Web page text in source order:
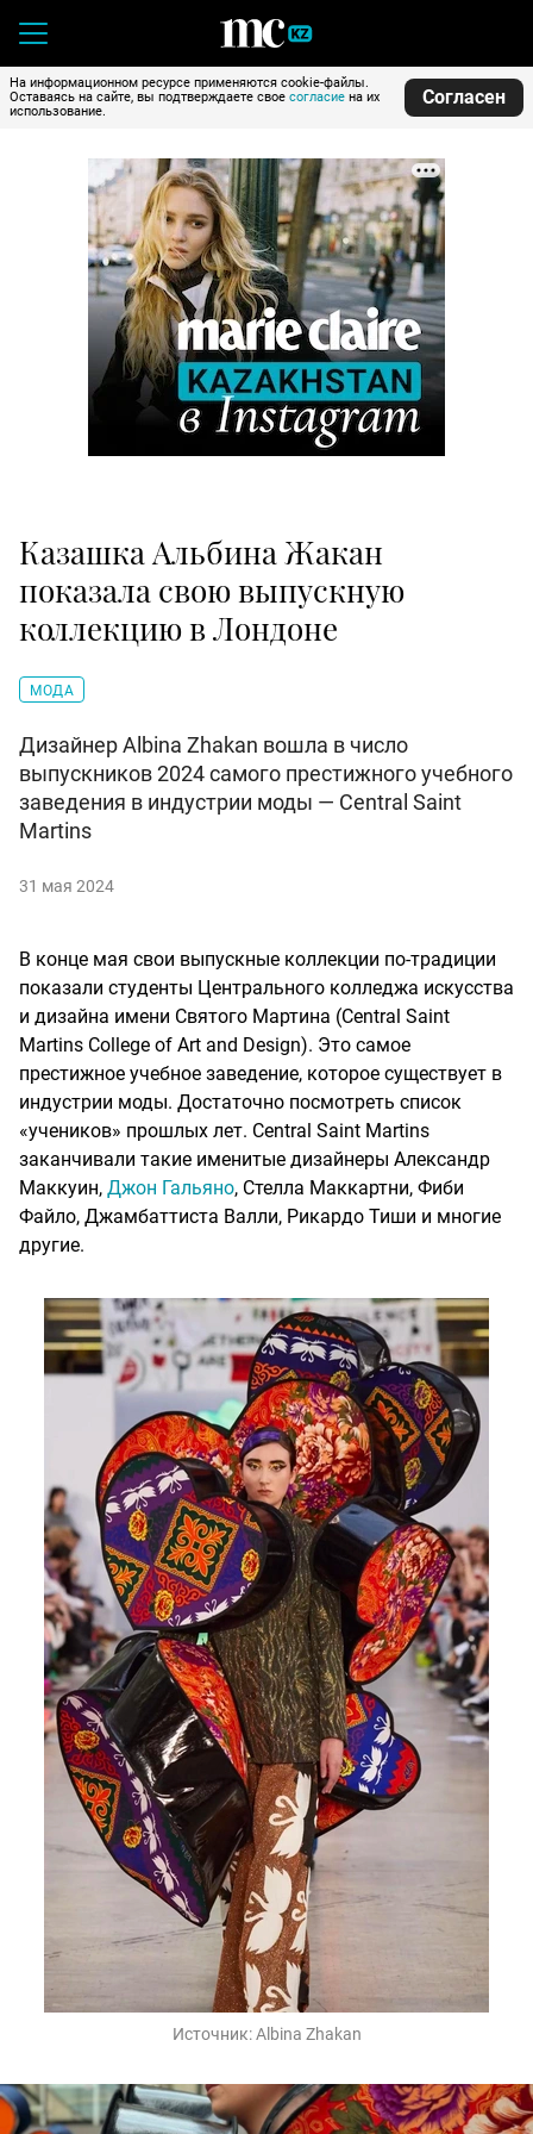
На информационном ресурсе применяются cookie-файлы.
Оставаясь на сайте, вы подтверждаете свое согласие на их
использование.
Согласен
Казашка Альбина Жакан
показала свою выпускную
коллекцию в Лондоне
МОДА
Дизайнер Albina Zhakan вошла в число
выпускников 2024 самого престижного учебного
заведения в индустрии моды — Central Saint
Martins
31 мая 2024
В конце мая свои выпускные коллекции по-традиции
показали студенты Центрального колледжа искусства
и дизайна имени Святого Мартина (Central Saint
Martins College of Art and Design). Это самое
престижное учебное заведение, которое существует в
индустрии моды. Достаточно посмотреть список
«учеников» прошлых лет. Central Saint Martins
заканчивали такие именитые дизайнеры Александр
Маккуин, Джон Гальяно, Стелла Маккартни, Фиби
Файло, Джамбаттиста Валли, Рикардо Тиши и многие
другие.
Источник:Albina Zhakan